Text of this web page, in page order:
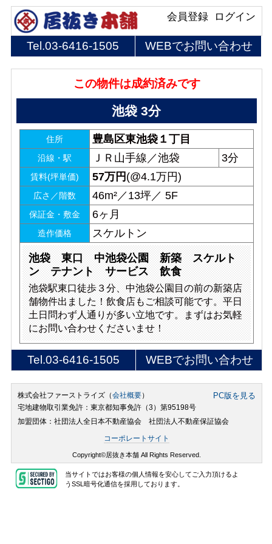
ログイン
会員登録
Tel.03-6416-1505 WEBでお問い合わせ
この物件は成約済みです
池袋 3分
住所 豊島区東池袋１丁目
沿線・駅 ＪＲ山手線／池袋 3分
賃料(坪単価) 57万円 (@4.1万円)
広さ／階数 46m²／13坪／ 5F
保証金・敷金 6ヶ月
造作価格 スケルトン
池袋 東口 中池袋公園 新築 スケルト
ン テナント サービス 飲食
池袋駅東口徒歩３分、中池袋公園目の前の新築店
舗物件出ました！飲食店もご相談可能です。平日
土日問わず人通りが多い立地です。まずはお気軽
にお問い合わせくださいませ！
Tel.03-6416-1505 WEBでお問い合わせ
株式会社ファーストライズ（会社概要） PC版を見る
宅地建物取引業免許：東京都知事免許（3）第95198号
加盟団体：社団法人全日本不動産協会 社団法人不動産保証協会
コーポレートサイト
Copyright©居抜き本舗 All Rights Reserved.
当サイトではお客様の個人情報を安心してご入力頂けるよ
うSSL暗号化通信を採用しております。